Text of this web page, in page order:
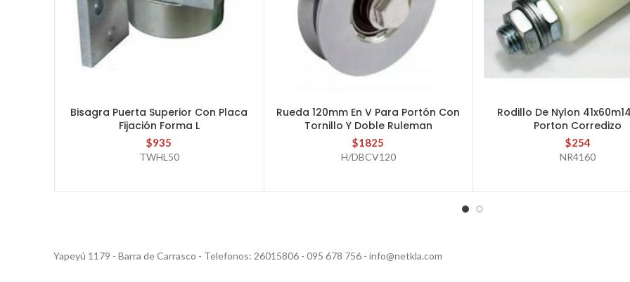
AÑADIR AL CARRITO
Bisagra Puerta Superior Con Placa
Fijación Forma L
$935
TWHL50
AÑADIR AL CARRITO
Rueda 120mm En V Para Portón Con
Tornillo Y Doble Ruleman
$1825
H/DBCV120
AÑADIR AL CARRITO
Rodillo De Nylon
Porton Corredizo
$254
NR4160
Yapeyú 1179 - Barra de Carrasco - Telefonos: 26015806 - 095 678 756 - info@netkla.com